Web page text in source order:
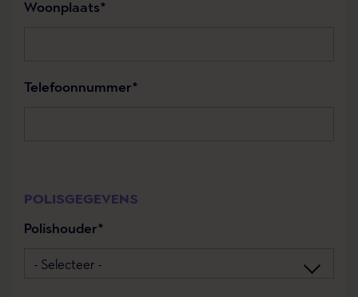
Woonplaats
Telefoonnummer
POLISGEGEVENS
Polishouder